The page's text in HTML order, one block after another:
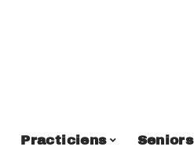
Practiciens Seniors